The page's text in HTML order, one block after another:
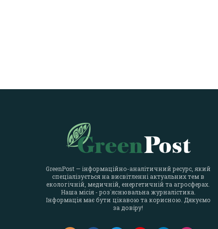
GreenPost — інформаційно-аналітичний ресурс, який
спеціалізується на висвітленні актуальних тем в
екологічній, медичній, енергетичній та агросферах.
Наша місія - роз`яснювальна журналістика.
Інформація має бути цікавою та корисною. Дякуємо
за довіру!